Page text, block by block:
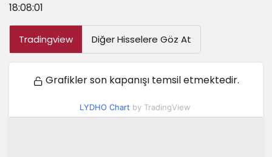
18:08:01
Tradingview Diğer Hisselere Göz At
Grafikler son kapanışı temsil etmektedir.
LYDHO Chart by TradingView